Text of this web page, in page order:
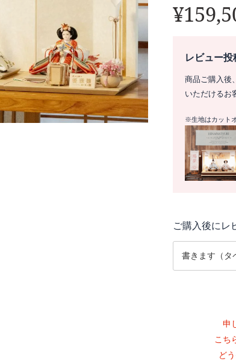
¥
レビュー
商品ご購入後
いただけるお
※生地はカット
ご購入後にレ
申
こち
ど